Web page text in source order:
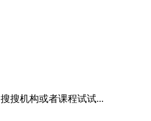
搜搜机构或者课程试试...